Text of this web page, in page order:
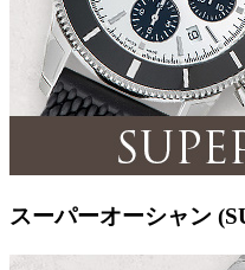
スーパーオーシャン